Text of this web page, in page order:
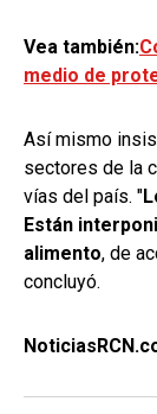
Vea también:
medio de
Así mismo
sectores de la
vías del país. "
Están
alimento, de
concluyó.